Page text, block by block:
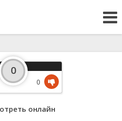
онлайн
0
0